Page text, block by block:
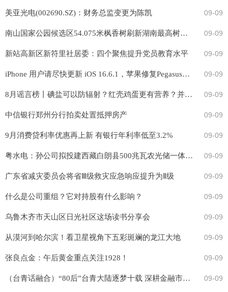
09-09
美亚光电(002690.SZ)：财务总监变更为陈凯
09-09
南山国家公园候选区54.075米枫香树刷新湖南最高树纪录
09-09
新站高新区新符里社居委：四个聚焦提升党员教育水平
09-09
iPhone 用户请尽快更新 iOS 16.6.1，苹果修复Pegasus所用2处漏洞
09-09
8月谣言榜丨碘盐可以防辐射？红壳鸡蛋更有营养？并不是
09-09
中信银行郑州分行拍卖处置抵押房产
09-09
9月消费贷利率优惠再上新 有银行年利率低至3.2%
09-09
粤水电：孙公司拟投建西藏白朗县500兆瓦农光储一体化项目
09-09
广东省减灾委员会将省Ⅲ级救灾应急响应提升为Ⅱ级
09-09
什么是公司重组？它对持股有什么影响？
09-09
乌鲁木齐市天山区日光社区这场读书分享会
09-09
从漠河到哈尔滨！看卫星视角下五彩斑斓的龙江大地
09-09
张良点金：午后黄金重点关注1928！
09-09
（台青话融合）“80后”台青大陆逐梦十载 深耕金融市场发掘创业商机